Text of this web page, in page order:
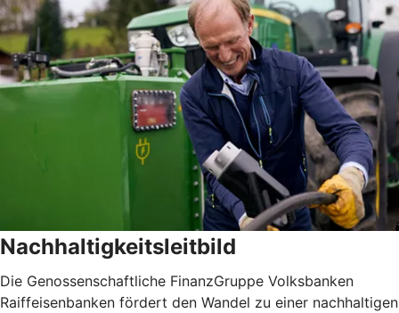
Nachhaltigkeitsleitbild
Die Genossenschaftliche FinanzGruppe Volksbanken
Raiffeisenbanken fördert den Wandel zu einer nachhaltigen